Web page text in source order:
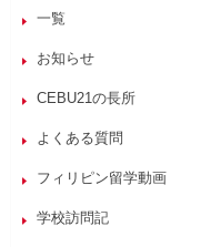
一覧
お知らせ
CEBU21の長所
よくある質問
フィリピン留学動画
学校訪問記